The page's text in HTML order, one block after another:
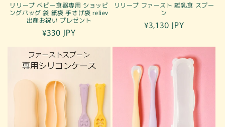
リリーブ ベビー食器専用 ショッピ
ングバッグ 袋 紙袋 手さげ袋 reliev
出産お祝い プレゼント
通
価
格
¥330 JPY
リリーブ ファースト 離乳食 スプー
ン
通
価
¥3,130 JPY